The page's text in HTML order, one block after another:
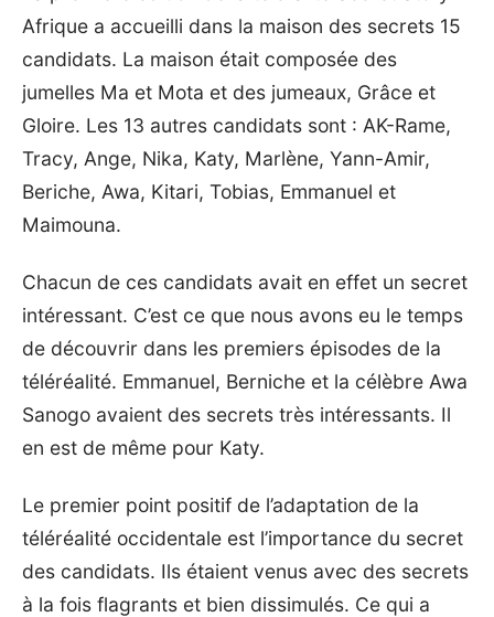
Afrique a accueilli dans la maison des secrets 15
candidats. La maison était composée des
jumelles Ma et Mota et des jumeaux, Grâce et
Gloire. Les 13 autres candidats sont : AK-Rame,
Tracy, Ange, Nika, Katy, Marlène, Yann-Amir,
Beriche, Awa, Kitari, Tobias, Emmanuel et
Maimouna.
Chacun de ces candidats avait en effet un secret
intéressant. C’est ce que nous avons eu le temps
de découvrir dans les premiers épisodes de la
téléréalité. Emmanuel, Berniche et la célèbre Awa
Sanogo avaient des secrets très intéressants. Il
en est de même pour Katy.
Le premier point positif de l’adaptation de la
téléréalité occidentale est l’importance du secret
des candidats. Ils étaient venus avec des secrets
à la fois flagrants et bien dissimulés. Ce qui a